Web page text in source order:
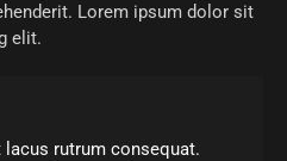
Lorem ipsum dolor sit
elit.
rutrum consequat.